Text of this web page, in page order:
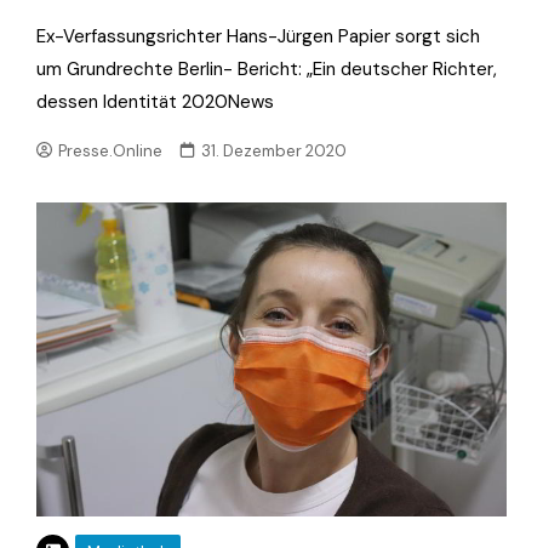
Ex-Verfassungsrichter Hans-Jürgen Papier sorgt sich
um Grundrechte Berlin- Bericht: „Ein deutscher Richter,
dessen Identität 2020News
Presse.Online 31. Dezember 2020